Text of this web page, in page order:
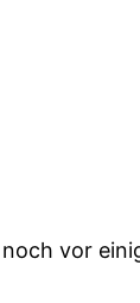
vor